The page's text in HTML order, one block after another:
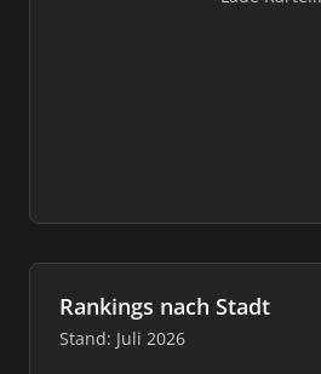
Rankings nach Stadt
Stand: Juli 2026